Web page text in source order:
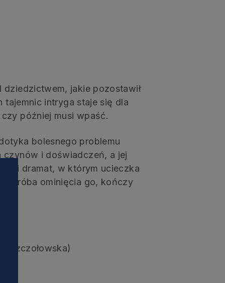
jakie pozostawił
tajemnic intryga staje się dla
później musi wpaść.
bolesnego problemu
i doświadczeń, a jej
dramat, w którym ucieczka
próba ominięcia go, kończy